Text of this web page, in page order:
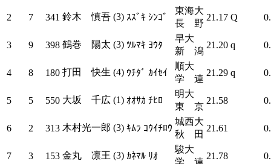
2 7 341 鈴木 慎吾 (3) ｽｽﾞｷ ｼﾝｺﾞ
東海大
長 野
21.17 Q
3 9 398 鶴巻 陽太 (3) ﾂﾙﾏｷ ﾖｳﾀ
早大
新 潟
21.20 q
4 8 180 打田 快生 (4) ｳﾁﾀﾞ ｶｲｾｲ
順大
学 連
21.29 q
5 5 550 大坂 千広 (1) ｵｵｻｶ ﾁﾋﾛ
明大
東 京
21.58
6 2 313 木村光一郎 (3) ｷﾑﾗ ｺｳｲﾁﾛｳ
城西大
秋 田
21.61
7 3 153 金丸 凛王 (3) ｶﾈﾏﾙ ﾘｵ
駿大
学 連
21.78